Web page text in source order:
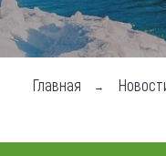
Чем заняться
Где
Карта
Главная